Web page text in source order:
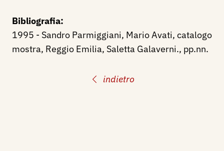
indietro
Bibliografia:
1995 - Sandro Parmiggiani, Mario Avati, catalogo
mostra, Reggio Emilia, Saletta Galaverni., pp.nn.